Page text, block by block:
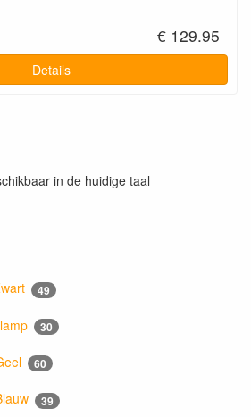
€ 129.95
Details
in de huidige taal
49
30
60
39